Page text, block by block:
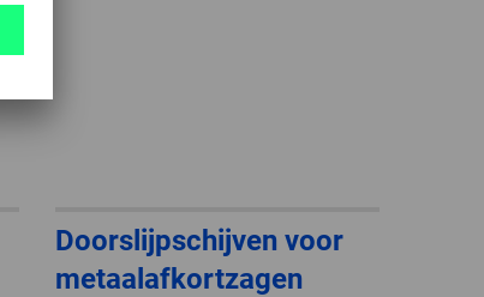
Doorslijpschijven voor
metaalafkortzagen